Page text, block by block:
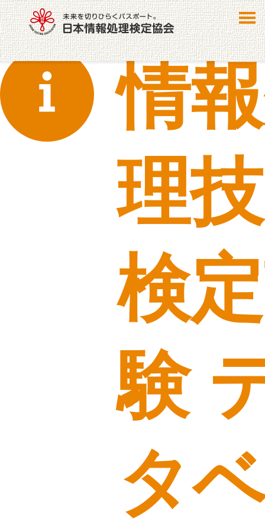
情
理
検
験
タ